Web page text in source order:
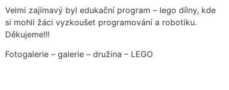
Velmi zajímavý byl edukační program – lego dílny, kde
si mohli žáci vyzkoušet programování a robotiku.
Děkujeme!!!
Fotogalerie – galerie – družina – LEGO